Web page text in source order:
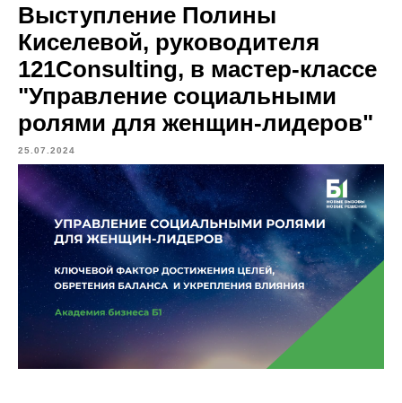
Выступление Полины
Киселевой, руководителя
121Consulting, в мастер-классе
"Управление социальными
ролями для женщин-лидеров"
25.07.2024